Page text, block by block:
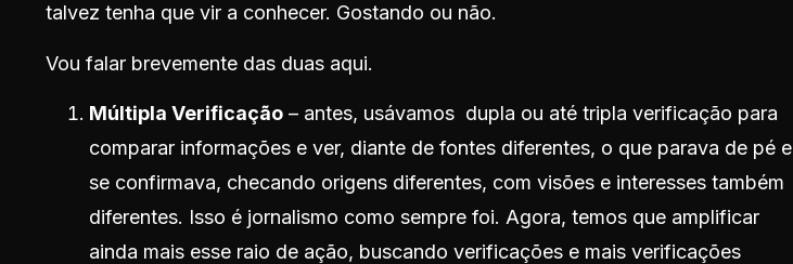
talvez tenha que vir a conhecer. Gostando ou não.
Vou falar brevemente das duas aqui.
Múltipla Verificação – antes, usávamos dupla ou até tripla verificação para
comparar informações e ver, diante de fontes diferentes, o que parava de pé e
se confirmava, checando origens diferentes, com visões e interesses também
diferentes. Isso é jornalismo como sempre foi. Agora, temos que amplificar
ainda mais esse raio de ação, buscando verificações e mais verificações